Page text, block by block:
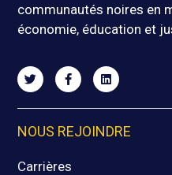
communautés noires en
économie, éducation et
NOUS REJOINDRE
Carrières